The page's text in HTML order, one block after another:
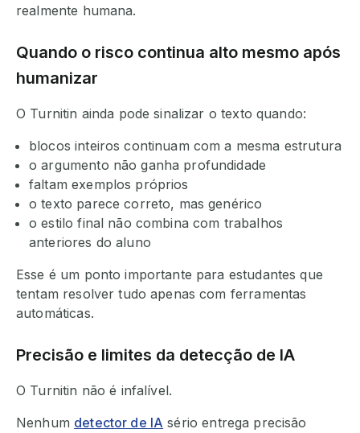
realmente humana.
Quando o risco continua alto mesmo após
humanizar
O Turnitin ainda pode sinalizar o texto quando:
blocos inteiros continuam com a mesma estrutura
o argumento não ganha profundidade
faltam exemplos próprios
o texto parece correto, mas genérico
o estilo final não combina com trabalhos
anteriores do aluno
Esse é um ponto importante para estudantes que
tentam resolver tudo apenas com ferramentas
automáticas.
Precisão e limites da detecção de IA
O Turnitin não é infalível.
Nenhum detector de IA sério entrega precisão